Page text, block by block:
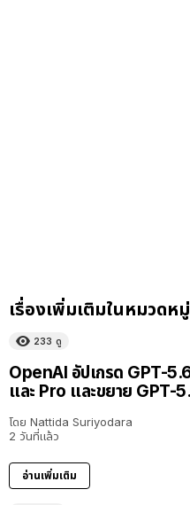
เรื่องเพิ่มเติมในหมวดห
233 ดู
OpenAI อัปเกรด GPT-
และ Pro และขยาย GPT-
โดย Nattida Suriyodara
2 วันที่แล้ว
อ่านเพิ่มเติม